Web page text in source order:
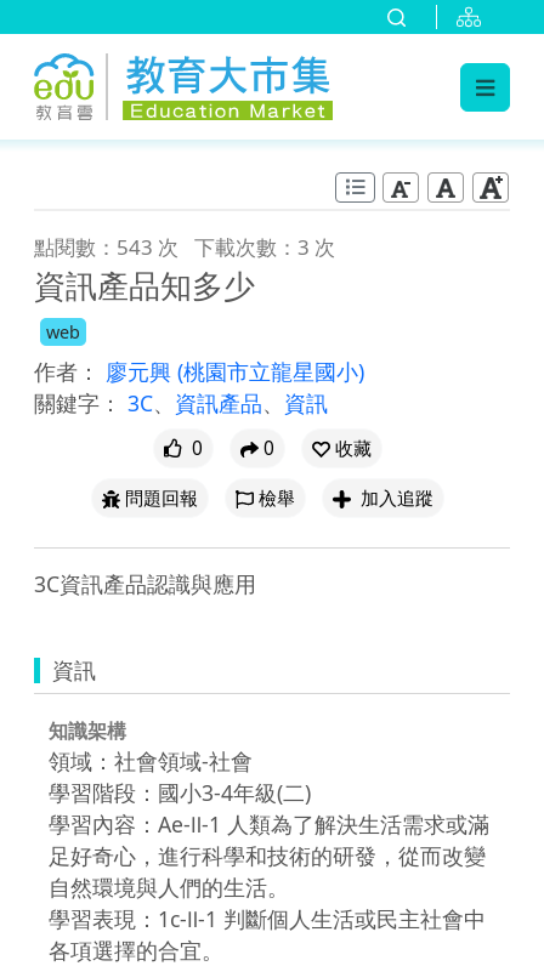
點閱數：543 次 下載次數：3 次
資訊產品知多少
web
作者： 廖元興 (桃園市立龍星國小)
關鍵字： 3C、 資訊產品、 資訊
0 0
收藏
問題回報
檢舉 加入追蹤
3C資訊產品認識與應用
資訊
知識架構
領域：社會領域-社會
學習階段：國小3-4年級(二)
學習內容：Ae-Ⅱ-1 人類為了解決生活需求或滿
足好奇心，進行科學和技術的研發，從而改變
自然環境與人們的生活。
學習表現：1c-Ⅱ-1 判斷個人生活或民主社會中
各項選擇的合宜。